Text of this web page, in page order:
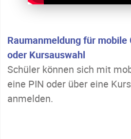
Raumanmeldung für mobile
oder Kursauswahl
Schüler können sich mit
eine PIN oder über eine
anmelden.